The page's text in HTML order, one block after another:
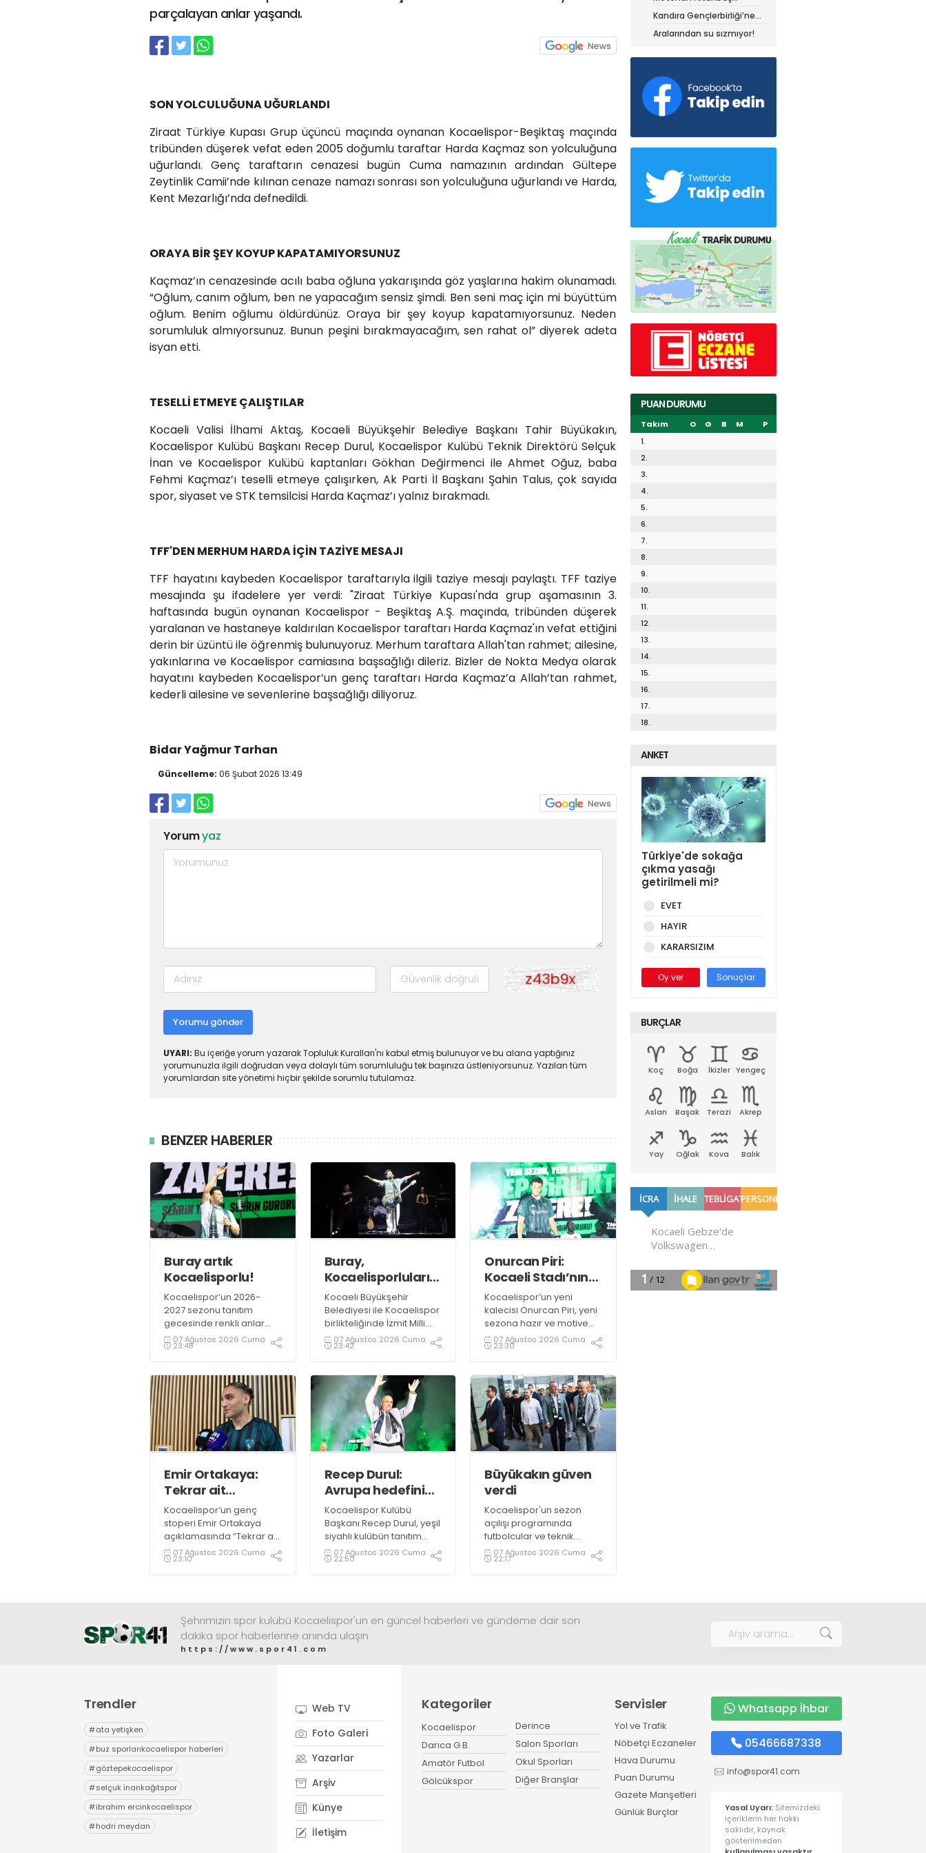
parçalayan anlar yaşandı.
SON YOLCULUĞUNA UĞURLANDI
Ziraat Türkiye Kupası Grup üçüncü maçında oynanan Kocaelispor-Beşiktaş maçında
tribünden düşerek vefat eden 2005 doğumlu taraftar Harda Kaçmaz son yolculuğuna
uğurlandı. Genç taraftarın cenazesi bugün Cuma namazının ardından Gültepe
Zeytinlik Camii’nde kılınan cenaze namazı sonrası son yolculuğuna uğurlandı ve Harda,
Kent Mezarlığı’nda defnedildi.
ORAYA BİR ŞEY KOYUP KAPATAMIYORSUNUZ
Kaçmaz’ın cenazesinde acılı baba oğluna yakarışında göz yaşlarına hakim olunamadı.
“Oğlum, canım oğlum, ben ne yapacağım sensiz şimdi. Ben seni maç için mi büyüttüm
oğlum. Benim oğlumu öldürdünüz. Oraya bir şey koyup kapatamıyorsunuz. Neden
sorumluluk almıyorsunuz. Bunun peşini bırakmayacağım, sen rahat ol” diyerek adeta
isyan etti.
TESELLİ ETMEYE ÇALIŞTILAR
Kocaeli Valisi İlhami Aktaş, Kocaeli Büyükşehir Belediye Başkanı Tahir Büyükakın,
Kocaelispor Kulübü Başkanı Recep Durul, Kocaelispor Kulübü Teknik Direktörü Selçuk
İnan ve Kocaelispor Kulübü kaptanları Gökhan Değirmenci ile Ahmet Oğuz, baba
Fehmi Kaçmaz’ı teselli etmeye çalışırken, Ak Parti İl Başkanı Şahin Talus, çok sayıda
spor, siyaset ve STK temsilcisi Harda Kaçmaz’ı yalnız bırakmadı.
TFF'DEN MERHUM HARDA İÇİN TAZİYE MESAJI
TFF hayatını kaybeden Kocaelispor taraftarıyla ilgili taziye mesajı paylaştı. TFF taziye
mesajında şu ifadelere yer verdi: "Ziraat Türkiye Kupası'nda grup aşamasının 3.
haftasında bugün oynanan Kocaelispor - Beşiktaş A.Ş. maçında, tribünden düşerek
yaralanan ve hastaneye kaldırılan Kocaelispor taraftarı Harda Kaçmaz'ın vefat ettiğini
derin bir üzüntü ile öğrenmiş bulunuyoruz. Merhum taraftara Allah'tan rahmet; ailesine,
yakınlarına ve Kocaelispor camiasına başsağlığı dileriz. Bizler de Nokta Medya olarak
hayatını kaybeden Kocaelispor’un genç taraftarı Harda Kaçmaz’a Allah’tan rahmet,
kederli ailesine ve sevenlerine başsağlığı diliyoruz.
Bidar Yağmur Tarhan
Güncelleme: 06 Şubat 2026 13:49
Yorumyaz
Yorumu gönder
UYARI: Bu içeriğe yorum yazarak Topluluk Kuralları'nı kabul etmiş bulunuyor ve bu alana yaptığınız
yorumunuzla ilgili doğrudan veya dolaylı tüm sorumluluğu tek başınıza üstleniyorsunuz. Yazılan tüm
yorumlardan site yönetimi hiçbir şekilde sorumlu tutulamaz.
BENZER HABERLER
Buray artık
Kocaelisporlu!
Kocaelispor’un 2026-
2027 sezonu tanıtım
gecesinde renkli anlar
yaşandı. Kocaelispor
Başkanı Recep Durul,
Kocaelispor formasını
giydirdi.
07 Ağustos 2026 Cuma
23:48
Buray,
Kocaelisporluları
mest etti
Kocaeli Büyükşehir
Belediyesi ile Kocaelispor
birlikteliğinde İzmit Milli
İrade Meydanı’nda
düzenlenen Kocaelispor
sevilen sanatçı Buray,
verdiği konserle meydanı
inletti.
07 Ağustos 2026 Cuma
23:42
Onurcan Piri:
Kocaeli Stadı’nın
atmosferini
biliyorum
Kocaelispor’un yeni
kalecisi Onurcan Piri, yeni
sezona hazır ve motive
olduklarını ifade etti.
07 Ağustos 2026 Cuma
23:30
Emir Ortakaya:
Tekrar ait
olduğum
yerdeyim
Kocaelispor’un genç
stoperi Emir Ortakaya
açıklamasında “Tekrar ait
olduğum yerdeyim” diye
konuştu.
07 Ağustos 2026 Cuma
23:10
Recep Durul:
Avrupa hedefini
sonuna kadar
kovalayacağız!
Kocaelispor Kulübü
Başkanı Recep Durul, yeşil
siyahlı kulübün tanıtım
gecesinde yeni tarihler
yazacaklarını ifade etti.
07 Ağustos 2026 Cuma
22:50
Büyükakın güven
verdi
Kocaelispor'un sezon
açılışı programında
futbolcular ve teknik
heyetle bir araya gelen
Başkan Tahir Büyükakın,
diledi ve “Yanınızdayım”
dedi.
07 Ağustos 2026 Cuma
22:17
Kocaelispor forması ile
Kandıra Gençlerbirliği’ne
müthiş kanat!
Aralarından su sızmıyor!
PUAN DURUMU
Takım O G B M
P
1.
2.
3.
4.
5.
6.
7.
8.
9.
10.
11.
12.
13.
14.
15.
16.
17.
18.
ANKET
Türkiye'de sokağa
çıkma yasağı
getirilmeli mi?
EVET
HAYIR
KARARSIZIM
Oy ver Sonuçlar
BURÇLAR
Koç Boğa İkizler Yengeç
Aslan Başak Terazi Akrep
Yay Oğlak Kova Balık
Şehrimizin spor kulübü Kocaelispor'un en güncel haberleri ve gündeme dair son
dakika spor haberlerine anında ulaşın
https://www.spor41.com
Trendler
#ata yetişken
#buz sporlarıkocaelispor haberleri
#göztepekocaelispor
#selçuk inankağıtspor
#ibrahim ercinkocaelispor
#hodri meydan
Web TV
Foto Galeri
Yazarlar
Arşiv
Künye
İletişim
Kategoriler
Kocaelispor
Darıca G.B.
Amatör Futbol
Gölcükspor
Derince
Salon Sporları
Okul Sporları
Diğer Branşlar
Servisler
Yol ve Trafik
Nöbetçi Eczaneler
Hava Durumu
Puan Durumu
Gazete Manşetleri
Günlük Burçlar
Whatsapp İhbar
05466687338
info@spor41.com
Yasal Uyarı: Sitemizdeki
içeriklerin her hakkı
saklıdır, kaynak
gösterilmeden